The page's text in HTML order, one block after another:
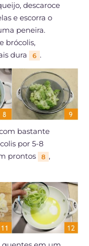
descaroce
e escorra o
peneira.
brócolis,
dura
6 .
bastante
por 5-8
prontos 8 ,